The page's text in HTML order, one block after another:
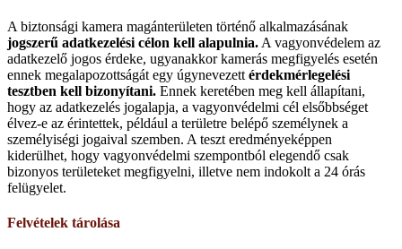
A biztonsági kamera magánterületen történő alkalmazásának
jogszerű adatkezelési célon kell alapulnia. A vagyonvédelem az
adatkezelő jogos érdeke, ugyanakkor kamerás megfigyelés esetén
ennek megalapozottságát egy úgynevezett érdekmérlegelési
tesztben kell bizonyítani. Ennek keretében meg kell állapítani,
hogy az adatkezelés jogalapja, a vagyonvédelmi cél elsőbbséget
élvez-e az érintettek, például a területre belépő személynek a
személyiségi jogaival szemben. A teszt eredményeképpen
kiderülhet, hogy vagyonvédelmi szempontból elegendő csak
bizonyos területeket megfigyelni, illetve nem indokolt a 24 órás
felügyelet.
Felvételek tárolása